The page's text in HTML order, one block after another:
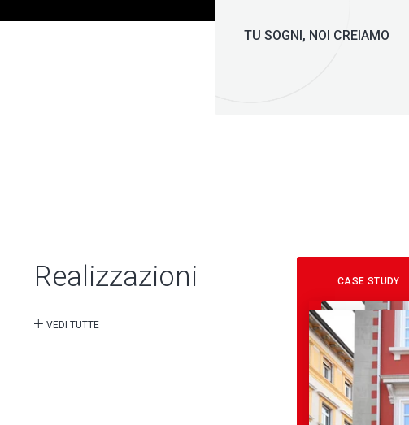
TU SOGNI, NOI CREIAMO
Realizzazioni
VEDI TUTTE
CASE STUDY